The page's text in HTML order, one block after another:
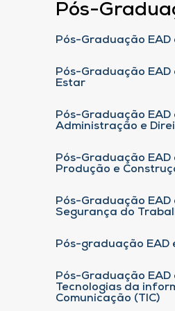
Pós-
Pós-Graduação EAD
Pós-Graduação EAD
Estar
Pós-Graduação EAD
Administração e
Pós-Graduação EAD
Produção e
Pós-Graduação
Segurança do
Pós-graduação EAD
Pós-Graduação
Tecnologias da
Comunicação (TIC)